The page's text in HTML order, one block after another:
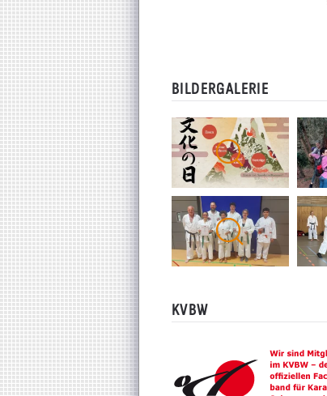
BILDERGALERIE
KVBW